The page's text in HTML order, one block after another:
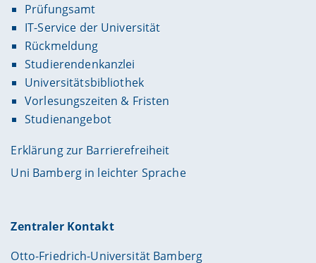
Prüfungsamt
IT-Service der Universität
Rückmeldung
Studierendenkanzlei
Universitätsbibliothek
Vorlesungszeiten & Fristen
Studienangebot
Erklärung zur Barrierefreiheit
Uni Bamberg in leichter Sprache
Zentraler Kontakt
Otto-Friedrich-Universität Bamberg